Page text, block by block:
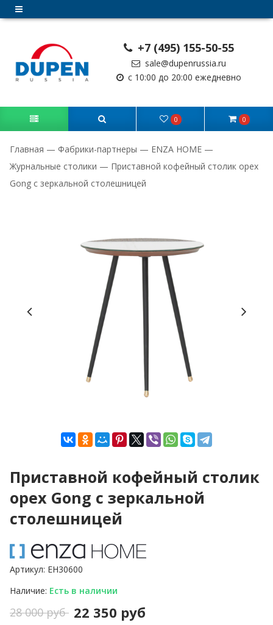
+7 (495) 155-50-55
sale@dupenrussia.ru
с 10:00 до 20:00 ежедневно
0 0
Главная — Фабрики-партнеры — ENZA HOME —
Журнальные столики — Приставной кофейный столик орех
Gong c зеркальной столешницей
Приставной кофейный столик
орех Gong c зеркальной
столешницей
Артикул: EH30600
Наличие: Есть в наличии
28 000 руб 22 350 руб